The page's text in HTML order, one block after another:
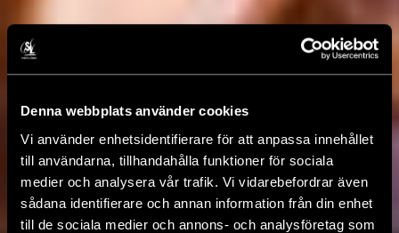
Denna webbplats använder cookies
Vi använder enhetsidentifierare för att anpassa innehållet
till användarna, tillhandahålla funktioner för sociala
medier och analysera vår trafik. Vi vidarebefordrar även
sådana identifierare och annan information från din enhet
till de sociala medier och annons- och analysföretag som